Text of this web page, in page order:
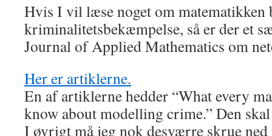
Hvis I vil læse noget om matematikken
kriminalitetsbekæmpelse, så er der et
Journal of Applied Mathematics om
Her er artiklerne.
En af artiklerne hedder “What every
know about modelling crime.” Den
I øvrigt må jeg nok desværre skrue ned